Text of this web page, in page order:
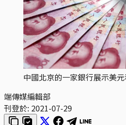
中國北京的一家銀行展示美
端傳媒編輯部
刊登於: 2021-07-29